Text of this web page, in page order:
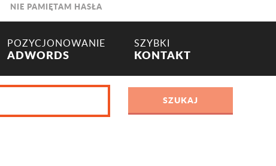
NIE PAMIĘTAM HASŁA
POZYCJONOWANIE
ADWORDS
SZYBKI
KONTAKT